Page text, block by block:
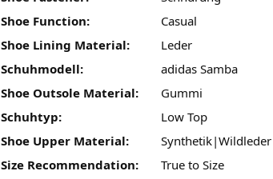
Shoe Function:
Casual
Shoe Lining Material:
Leder
Schuhmodell:
adidas Samba
Shoe Outsole Material:
Gummi
Schuhtyp:
Low Top
Shoe Upper Material:
Synthetik|Wildleder
Size Recommendation:
True to Size